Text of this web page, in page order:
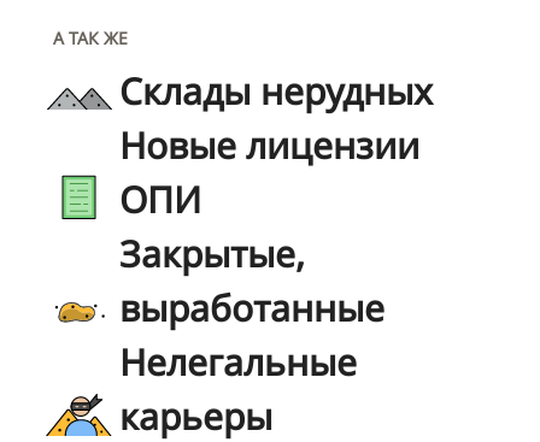
А ТАК ЖЕ
Склады нерудных
Новые лицензии
ОПИ
Закрытые,
выработанные
Нелегальные
карьеры